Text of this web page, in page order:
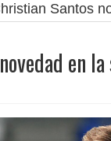
Santos
en